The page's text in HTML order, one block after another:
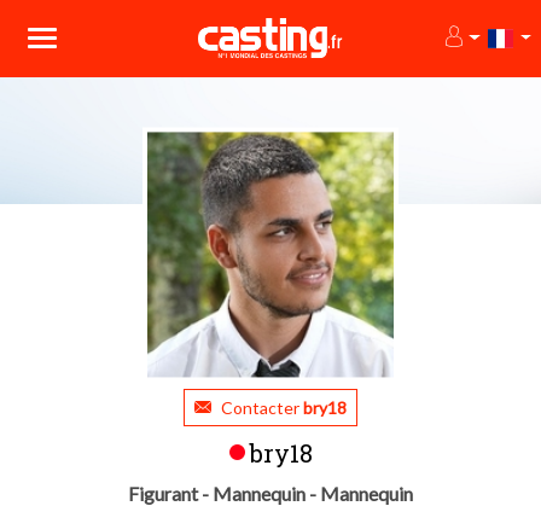
Contacterbry18
bry18
Figurant - Mannequin - Mannequin